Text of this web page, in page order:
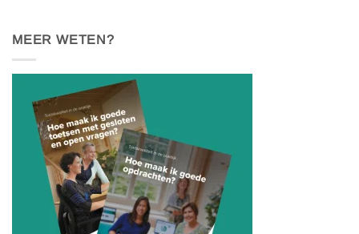
MEER WETEN?